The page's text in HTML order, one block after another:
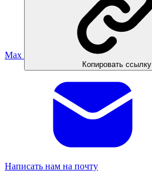
Max
Копировать ссылку
Написать нам на почту